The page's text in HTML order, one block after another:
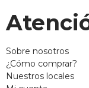
Sobre nosotros
¿Cómo comprar?
Nuestros locales